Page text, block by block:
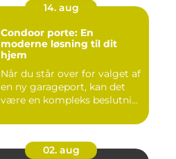
14. aug
Condoor porte: En
moderne løsning til dit
hjem
Når du står over for valget af
en ny garageport, kan det
være en kompleks beslutni...
02. aug